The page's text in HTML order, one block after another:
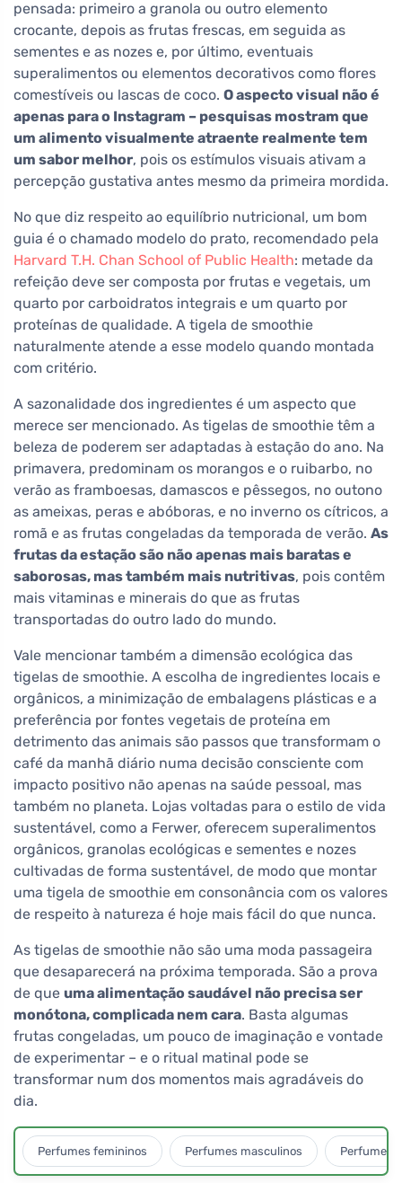
pensada: primeiro a granola ou outro elemento
crocante, depois as frutas frescas, em seguida as
sementes e as nozes e, por último, eventuais
superalimentos ou elementos decorativos como flores
comestíveis ou lascas de coco. O aspecto visual não é
apenas para o Instagram – pesquisas mostram que
um alimento visualmente atraente realmente tem
um sabor melhor, pois os estímulos visuais ativam a
percepção gustativa antes mesmo da primeira mordida.
No que diz respeito ao equilíbrio nutricional, um bom
guia é o chamado modelo do prato, recomendado pela
Harvard T.H. Chan School of Public Health: metade da
refeição deve ser composta por frutas e vegetais, um
quarto por carboidratos integrais e um quarto por
proteínas de qualidade. A tigela de smoothie
naturalmente atende a esse modelo quando montada
com critério.
A sazonalidade dos ingredientes é um aspecto que
merece ser mencionado. As tigelas de smoothie têm a
beleza de poderem ser adaptadas à estação do ano. Na
primavera, predominam os morangos e o ruibarbo, no
verão as framboesas, damascos e pêssegos, no outono
as ameixas, peras e abóboras, e no inverno os cítricos, a
romã e as frutas congeladas da temporada de verão. As
frutas da estação são não apenas mais baratas e
saborosas, mas também mais nutritivas, pois contêm
mais vitaminas e minerais do que as frutas
transportadas do outro lado do mundo.
Vale mencionar também a dimensão ecológica das
tigelas de smoothie. A escolha de ingredientes locais e
orgânicos, a minimização de embalagens plásticas e a
preferência por fontes vegetais de proteína em
detrimento das animais são passos que transformam o
café da manhã diário numa decisão consciente com
impacto positivo não apenas na saúde pessoal, mas
também no planeta. Lojas voltadas para o estilo de vida
sustentável, como a Ferwer, oferecem superalimentos
orgânicos, granolas ecológicas e sementes e nozes
cultivadas de forma sustentável, de modo que montar
uma tigela de smoothie em consonância com os valores
de respeito à natureza é hoje mais fácil do que nunca.
As tigelas de smoothie não são uma moda passageira
que desaparecerá na próxima temporada. São a prova
de que uma alimentação saudável não precisa ser
monótona, complicada nem cara. Basta algumas
frutas congeladas, um pouco de imaginação e vontade
de experimentar – e o ritual matinal pode se
transformar num dos momentos mais agradáveis do
dia.
Perfumes femininos Perfumes masculinos Perfumes